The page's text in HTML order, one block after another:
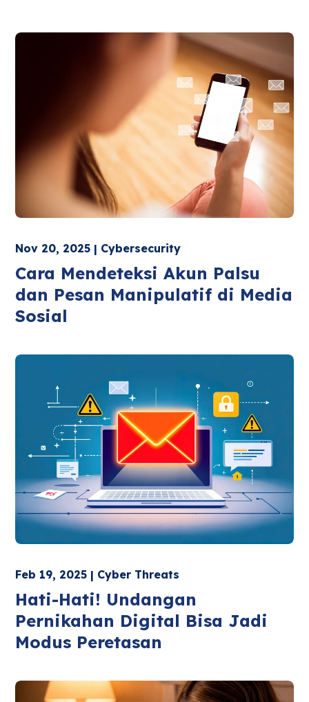
Nov 20, 2025 | Cybersecurity
Cara Mendeteksi Akun Palsu
dan Pesan Manipulatif di Media
Sosial
Feb 19, 2025 | Cyber Threats
Hati-Hati! Undangan
Pernikahan Digital Bisa Jadi
Modus Peretasan